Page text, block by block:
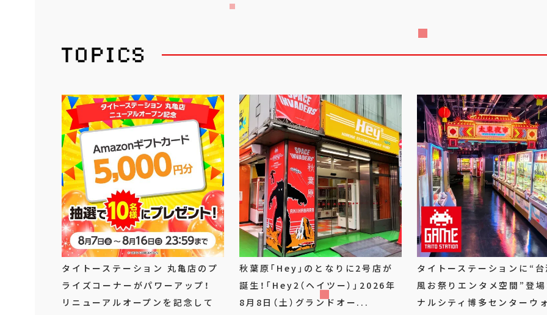
タイトーステーション 丸亀店のプ
ライズコーナーがパワーアップ！
リニューアルオープンを記念して
秋葉原「Hey」のとなりに2号店が
誕生！「Hey2（ヘイツー）」2026年
8月8日（土）グランドオー...
タイトーステーションに“台
風お祭りエンタメ空間”登場
ナルシティ博多センターウ